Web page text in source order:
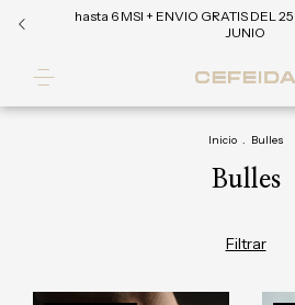
hasta 6 MSI + ENVIO GRATIS DEL
JUNIO
Inicio Bulles
Bulles
Filtrar